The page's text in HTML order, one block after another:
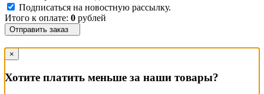
Подписаться на новостную рассылку.
Итого к оплате: 0 рублей
×
Хотите платить меньше за наши товары?